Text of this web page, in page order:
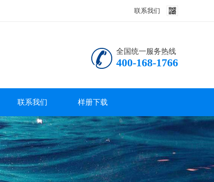
联系我们
全国统一服务热线
400-168-1766
联系我们
联系我们
样册下载
产品说明书
技术资料